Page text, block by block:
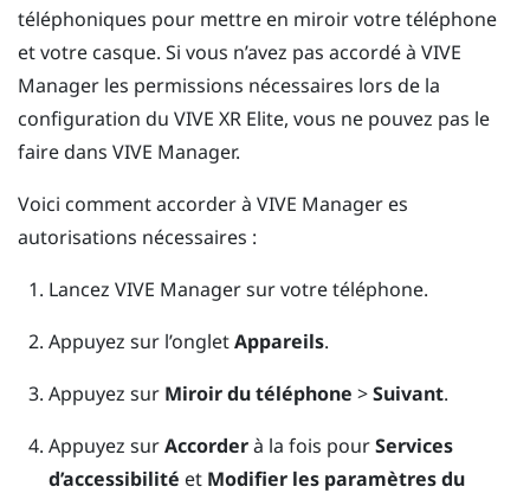
téléphoniques pour mettre en miroir votre téléphone
et votre casque. Si vous n’avez pas accordé à VIVE
Manager les permissions nécessaires lors de la
configuration du VIVE XR Elite, vous ne pouvez pas le
faire dans VIVE Manager.
Voici comment accorder à VIVE Manager es
autorisations nécessaires :
Lancez VIVE Managersur votre téléphone.
Appuyez sur l’ongletAppareils.
Appuyez sur Miroir du téléphone >Suivant.
Appuyez surAccorderà la fois pourServices
d’accessibilité et Modifier les paramètres du